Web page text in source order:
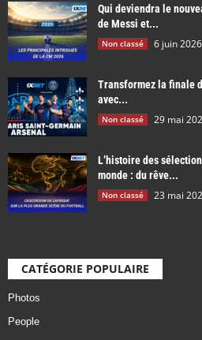
Qui deviendra le
de Messi et...
Non classé 6 juin 2026
Transformez la finale
avec...
Non classé 29 mai
L’histoire des
monde : du rêve...
Non classé 23 mai
CATÉGORIE POPULAIRE
Photos
People